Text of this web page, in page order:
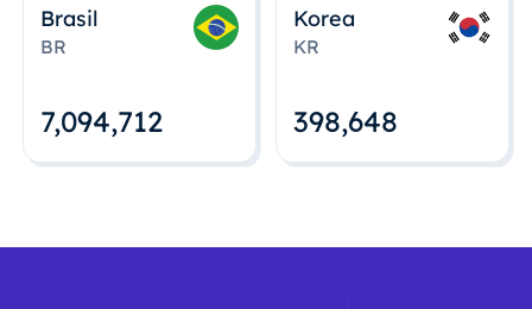
Brasil
BR
7,094,712
Korea
KR
398,648